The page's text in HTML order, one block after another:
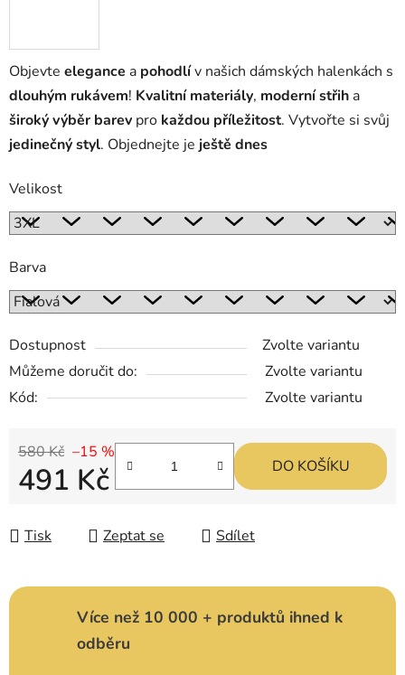
Objevte elegance a pohodlív našich dámských halenkách s
dlouhým rukávem! Kvalitní materiály, moderní střih a
široký výběr barev pro každou příležitost. Vytvořte si svůj
jedinečný styl. Objednejte je ještě dnes
Velikost
Barva
Dostupnost
Zvolte variantu
Můžeme doručit do:
Zvolte variantu
Kód:
Zvolte variantu
580 Kč –15 %
491 Kč DO KOŠÍKU
Tisk Zeptat se Sdílet
Více než 10 000 + produktů ihned k
odběru